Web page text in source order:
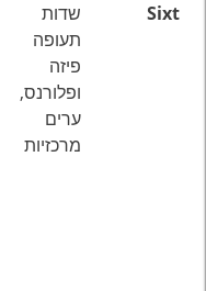
Sixt
שדות
תעופה
פיזה
ופלורנס,
ערים
מרכזיות